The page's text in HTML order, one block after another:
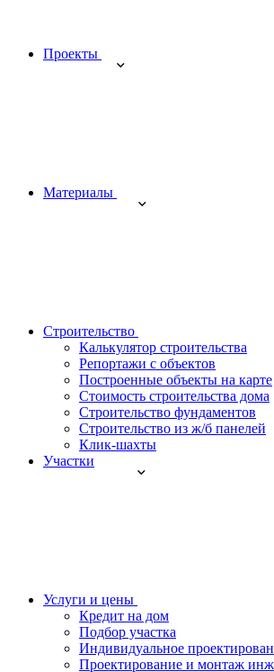
Проекты
Материалы
Строительство
Калькулятор строительства
Репортажи с объектов
Построенные объекты на карте
Стоимость строительства дома
Строительство фундаментов
Строительство из ж/б панелей
Клик-шахты
Участки
Услуги и цены
Кредит на дом
Подбор участка
Индивидуальное
Проектирование и монтаж